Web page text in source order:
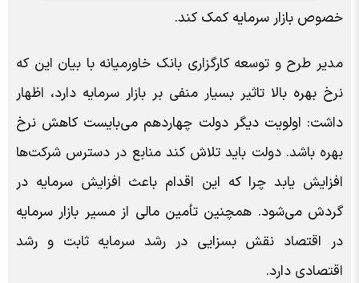
خصوص بازار سرمایه کمک کند.
مدیر طرح و توسعه کارگزاری بانک خاورمیانه با بیان این که
نرخ بهره بالا تاثیر بسیار منفی بر بازار سرمایه دارد، اظهار
داشت: اولویت دیگر دولت چهاردهم می‌بایست کاهش نرخ
بهره باشد. دولت باید تلاش کند منابع در دسترس شرکت‌ها
افزایش یابد چرا که این اقدام باعث افزایش سرمایه در
گردش می‌شود. همچنین تأمین مالی از مسیر بازار سرمایه
در اقتصاد نقش بسزایی در رشد سرمایه ثابت و رشد
اقتصادی دارد.